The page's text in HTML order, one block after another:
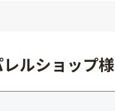
ルショップ